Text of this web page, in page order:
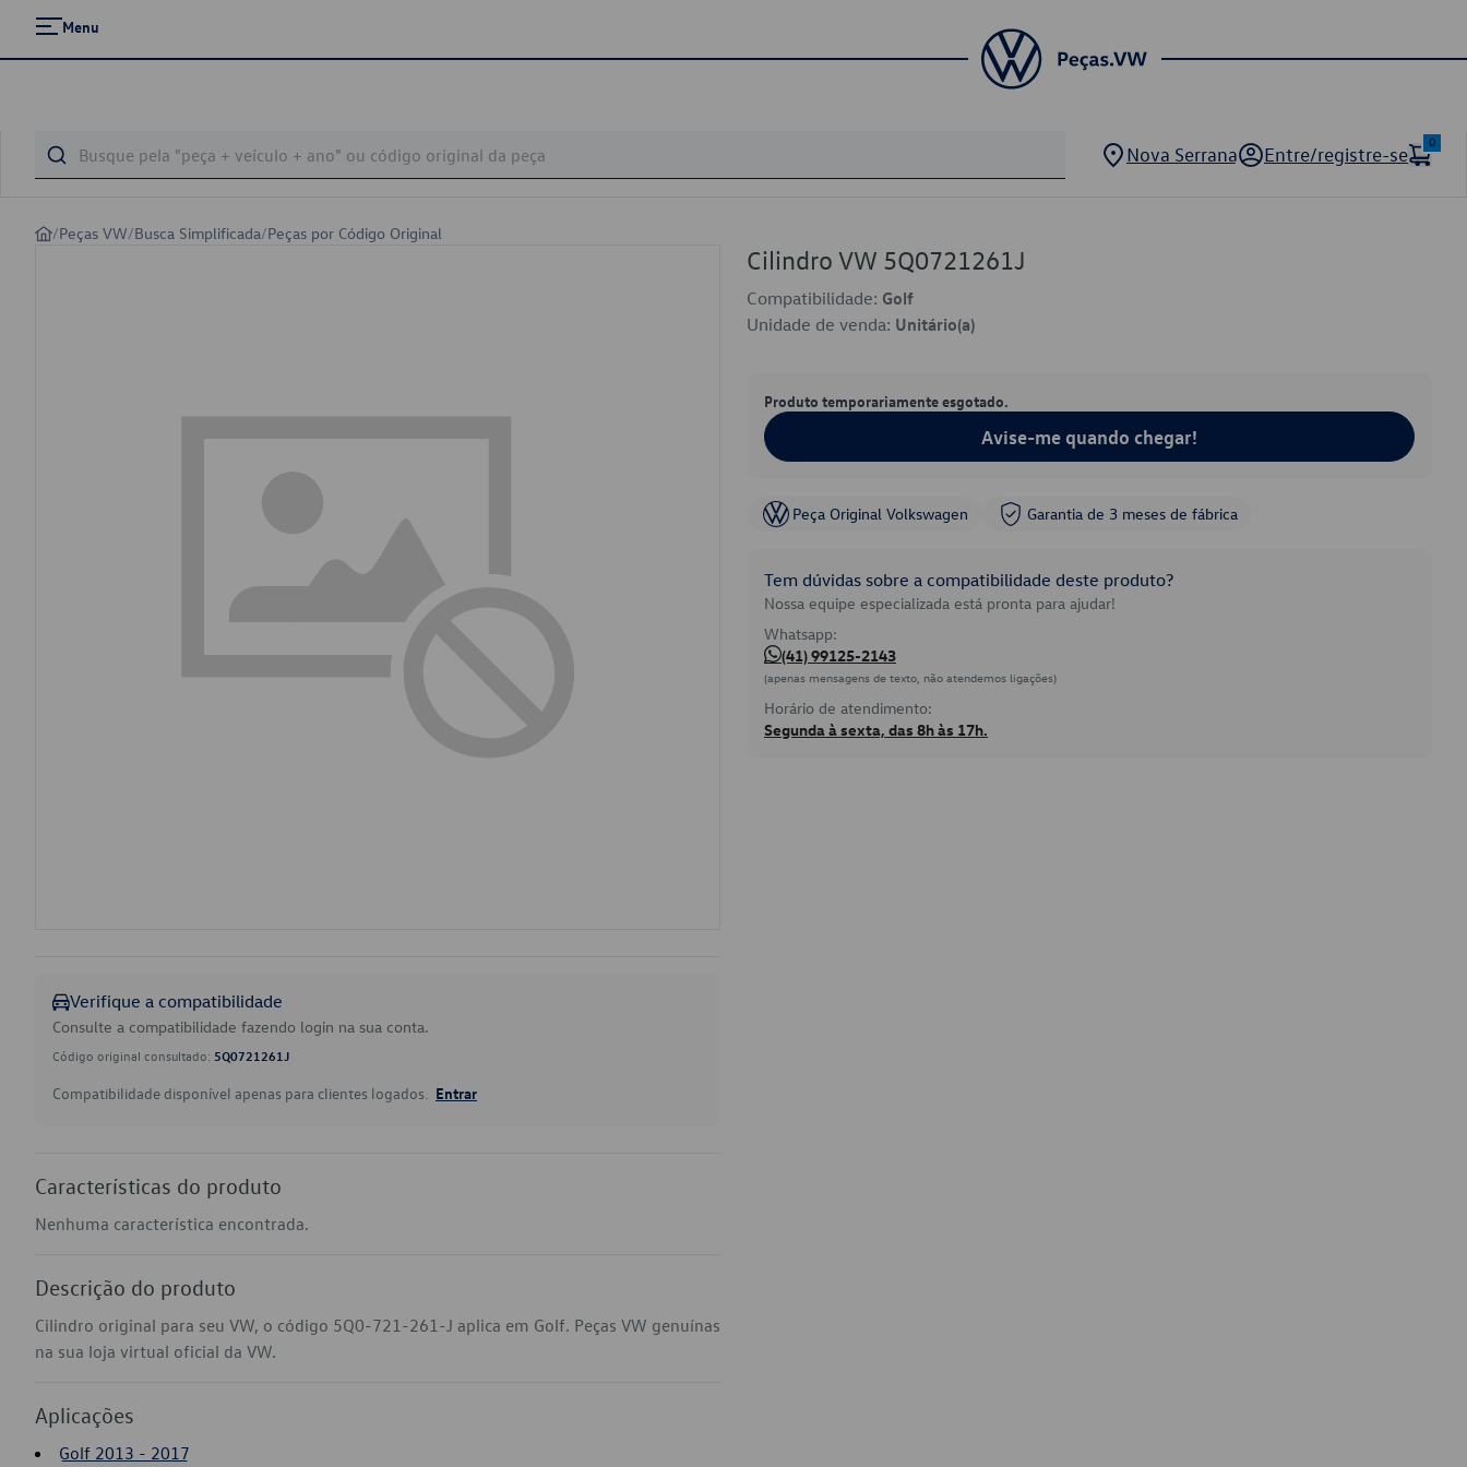
Menu
Nova Serrana Entre/registre-se
0
/Peças VW/Busca Simplificada/Peças por Código Original
Verifique a compatibilidade
Consulte a compatibilidade fazendo login na sua conta.
Código original consultado: 5Q0721261J
Compatibilidade disponível apenas para clientes logados. Entrar
Características do produto
Nenhuma característica encontrada.
Descrição do produto
Cilindro original para seu VW, o código 5Q0-721-261-J aplica em Golf. Peças VW genuínas
na sua loja virtual oficial da VW.
Aplicações
Golf 2013 - 2017
Cilindro VW 5Q0721261J
Compatibilidade: Golf
Unidade de venda: Unitário(a)
Produto temporariamente esgotado.
Avise-me quando chegar!
Peça Original Volkswagen Garantia de 3 meses de fábrica
Tem dúvidas sobre a compatibilidade deste produto?
Nossa equipe especializada está pronta para ajudar!
Whatsapp:
(41) 99125-2143
(apenas mensagens de texto, não atendemos ligações)
Horário de atendimento:
Segunda à sexta, das 8h às 17h.